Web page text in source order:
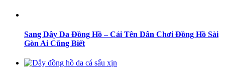
Sang Dây Da Đồng Hồ – Cái Tên Dân Chơi Đồng Hồ Sài
Gòn Ai Cũng Biết